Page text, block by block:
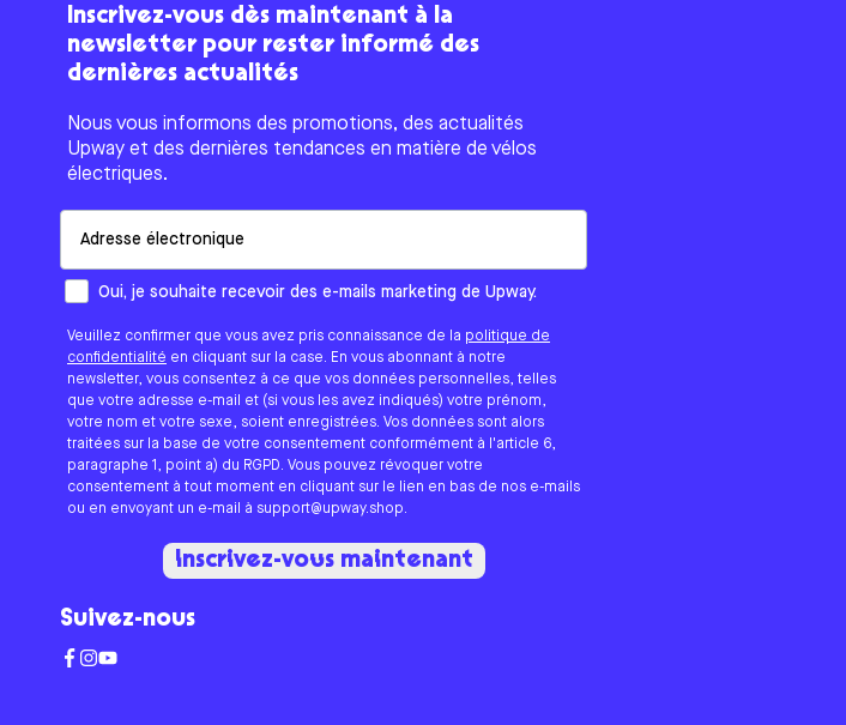
Inscrivez-vous dès maintenant à la
newsletter pour rester informé des
dernières actualités
Nous vous informons des promotions, des actualités
Upway et des dernières tendances en matière de vélos
électriques.
Comment aimeriez-vous que nous vous contactions ?
Oui, je souhaite recevoir des e-mails marketing de Upway.
Veuillez confirmer que vous avez pris connaissance de la politique de
confidentialité en cliquant sur la case. En vous abonnant à notre
newsletter, vous consentez à ce que vos données personnelles, telles
que votre adresse e-mail et (si vous les avez indiqués) votre prénom,
votre nom et votre sexe, soient enregistrées. Vos données sont alors
traitées sur la base de votre consentement conformément à l'article 6,
paragraphe 1, point a) du RGPD. Vous pouvez révoquer votre
consentement à tout moment en cliquant sur le lien en bas de nos e-mails
ou en envoyant un e-mail à support@upway.shop.
Inscrivez-vous maintenant
Suivez-nous